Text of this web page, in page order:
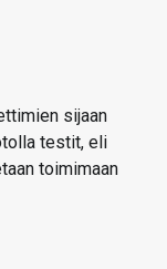
sijaan
testit, eli
toimimaan